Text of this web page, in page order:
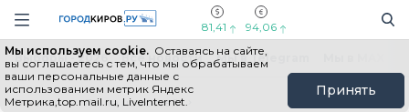
Навигация сайта
81,41 94,06
Мы используем cookie. Оставаясь на сайте,
вы соглашаетесь с тем, что мы обрабатываем
ваши персональные данные с
использованием метрик Яндекс
Метрика,top.mail.ru, LiveInternet.
Принять
Выборы - 2026 Все новости Мы в Telegram
Главная
Лента новостей